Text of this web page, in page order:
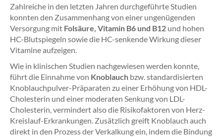
Zahlreiche in den letzten Jahren durchgeführte Studien
konnten den Zusammenhang von einer ungenügenden
Versorgung mit Folsäure, Vitamin B6 und B12 und hohen
HC-Blutspiegeln sowie die HC-senkende Wirkung dieser
Vitamine aufzeigen.
Wie in klinischen Studien nachgewiesen werden konnte,
führt die Einnahme von Knoblauch bzw. standardisierten
Knoblauchpulver-Präparaten zu einer Erhöhung von HDL-
Cholesterin und einer moderaten Senkung von LDL-
Cholesterin, vermindert also die Risikofaktoren von Herz-
Kreislauf-Erkrankungen. Zusätzlich greift Knoblauch auch
direkt in den Prozess der Verkalkung ein, indem die Bindung